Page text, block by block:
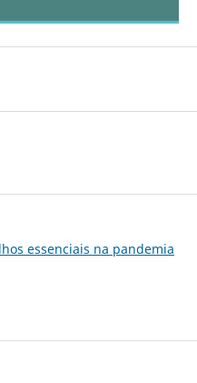
essenciais na pandemia